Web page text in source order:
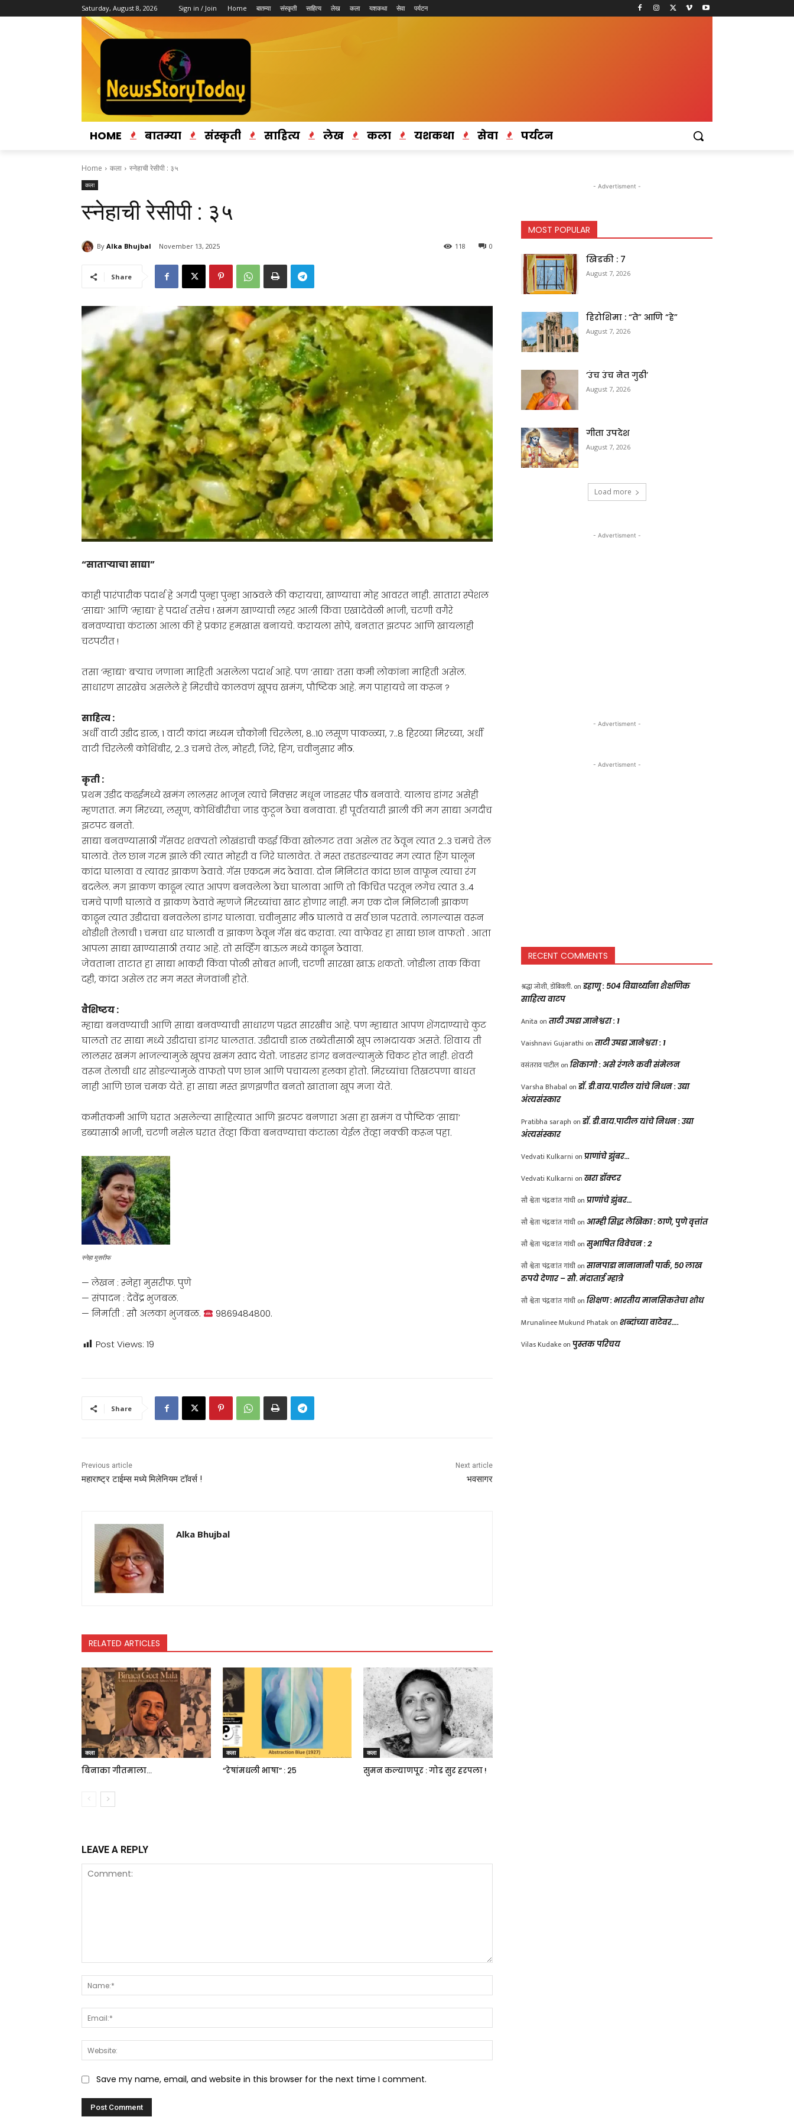
Saturday, August 8, 2026 Sign in / Join Home बातम्या संस्कृती साहित्य लेख कला यशकथा सेवा पर्यटन
HOME बातम्या संस्कृती साहित्य लेख कला यशकथा सेवा पर्यटन
Home कला स्नेहाची रेसीपी : ३५
कला
स्नेहाची रेसीपी : ३५
By Alka Bhujbal November 13, 2025 0
118
Share
“साताऱ्याचा साद्या”
काही पारंपारीक पदार्थ हे अगदी पुन्हा पुन्हा आठवले की करायचा, खाण्याचा मोह आवरत नाही. सातारा स्पेशल
‘साद्या’ आणि ‘म्हाद्या’ हे पदार्थ तसेच ! खमंग खाण्याची लहर आली किंवा एखादेवेळी भाजी, चटणी वगैरे
बनवण्याचा कंटाळा आला की हे प्रकार हमखास बनायचे. करायला सोपे, बनतात झटपट आणि खायलाही
चटपटीत !
तसा ‘म्हाद्या’ बऱ्याच जणाना माहिती असलेला पदार्थ आहे. पण ‘साद्या’ तसा कमी लोकांना माहिती असेल.
साधारण सारखेच असलेले हे मिरचीचे कालवणं खूपच खमंग, पौष्टिक आहे. मग पाहायचे ना करून ?
साहित्य :
अर्धी वाटी उडीद डाळ, 1 वाटी कांदा मध्यम चौकोनी चिरलेला, 8..10 लसूण पाकळ्या, 7..8 हिरव्या मिरच्या, अर्धी
वाटी चिरलेली कोथिंबीर, 2..3 चमचे तेल, मोहरी, जिरे, हिंग, चवीनुसार मीठ.
कृती :
प्रथम उडीद कढईमध्ये खमंग लालसर भाजून त्याचे मिक्सर मधून जाडसर पीठ बनवावे. यालाच डांगर असेही
म्हणतात. मग मिरच्या, लसूण, कोथिंबीरीचा जाड कुटून ठेचा बनवावा. ही पूर्वतयारी झाली की मग साद्या अगदीच
झटपट बनतो.
साद्या बनवण्यासाठी गॅसवर शक्यतो लोखंडाची कढई किंवा खोलगट तवा असेल तर ठेवून त्यात 2..3 चमचे तेल
घालावे. तेल छान गरम झाले की त्यात मोहरी व जिरे घालावेत. ते मस्त तडतडल्यावर मग त्यात हिंग घालून
कांदा घालावा व त्यावर झाकण ठेवावे. गॅस एकदम मंद ठेवावा. दोन मिनिटांत कांदा छान वाफून त्याचा रंग
बदलेल. मग झाकण काढून त्यात आपण बनवलेला ठेचा घालावा आणि तो किंचित परतून लगेच त्यात 3..4
चमचे पाणी घालावे व झाकण ठेवावे म्हणजे मिरच्यांचा खाट होणार नाही. मग एक दोन मिनिटानी झाकण
काढून त्यात उडीदाचा बनवलेला डांगर घालावा. चवीनुसार मीठ घालावे व सर्व छान परतावे. लागल्यास वरून
थोडीशी तेलाची 1 चमचा धार घालावी व झाकण ठेवून गॅस बंद करावा. त्या वाफेवर हा साद्या छान वाफतो . आता
आपला साद्या खाण्यासाठी तयार आहे. तो सर्व्हिंग बाऊल मध्ये काढून ठेवावा.
जेवताना ताटात हा साद्या भाकरी किंवा पोळी सोबत भाजी, चटणी सारखा खाऊ शकतो. जोडीला ताक किंवा
दही, कांदा असेल तर मग मस्त मेजवांनी होते.
वैशिष्टय :
म्हाद्या बनवण्याची आणि साद्या बनवण्याची साधारण पद्धत सारखीच आहे. पण म्हाद्यात आपण शेंगदाण्याचे कुट
घालतो तर साद्या मध्ये उडीदाचा डांगर घालतात. उडीदाची डाळ तब्येतीसाठी खूप लाभदायक असते. शिवाय ती
लालसर खमंग भाजल्यामुळे खूपच खमंग स्वाद येतो. जाडसर डांगर बनवल्यामुळे चिकट होत नाही. शेवटी
वरून तेलाची धार सोडल्यामुळे वाफतो पण छान आणि पचायला हलका होतो. मिरच्यांचा तिखटपणा बाधत
नाही आणि छान चमक येते. हा साद्या मस्त झणझणीत बनतो खाताना खूप मजा येते.
कमीतकमी आणि घरात असलेल्या साहित्यात आणि झटपट बनणारा असा हा खमंग व पौष्टिक ‘साद्या’
डब्यासाठी भाजी, चटणी नसेल घरात तेंव्हा किंवा बनवण्याचा कंटाळा येईल तेंव्हा नक्की करून पहा.
स्नेहा मुसरीफ
— लेखन : स्नेहा मुसरीफ. पुणे
— संपादन : देवेंद्र भुजबळ.
— निर्माती : सौ अलका भुजबळ.
9869484800.
Post Views: 19
Share
Previous article
महाराष्ट्र टाईम्स मध्ये मिलेनियम टॉवर्स !
Next article
भवसागर
Alka Bhujbal
RELATED ARTICLES
कला
बिनाका गीतमाला…
कला
“रेषांमधली भाषा” : २५
कला
सुमन कल्याणपूर : गोड सुर हरपला !
LEAVE A REPLY
Save my name, email, and website in this browser for the next time I comment.
- Advertisment -
MOST POPULAR
खिडकी : 7
August 7, 2026
हिरोशिमा : “ते” आणि “हे”
August 7, 2026
‘उंच उंच नेत गुढी’
August 7, 2026
गीता उपदेश
August 7, 2026
Load more
- Advertisment -
- Advertisment -
- Advertisment -
RECENT COMMENTS
श्रद्धा जोशी, डोंबिवली. on डहाणू : ५०४ विद्यार्थ्यांना शैक्षणिक
साहित्य वाटप
Anita on ताटी उघडा ज्ञानेश्वरा : 1
Vaishnavi Gujarathi on ताटी उघडा ज्ञानेश्वरा : 1
वसंतराव पाटील on शिकागो : असे रंगले कवी संमेलन
Varsha Bhabal on डॉ. डी.वाय.पाटील यांचे निधन : उद्या
अंत्यसंस्कार
Pratibha saraph on डॉ. डी.वाय.पाटील यांचे निधन : उद्या
अंत्यसंस्कार
Vedvati Kulkarni on प्राणांचे झुंबर…
Vedvati Kulkarni on खरा डॉक्टर
सौ श्वेता चंद्रकांत गांधी on प्राणांचे झुंबर…
सौ श्वेता चंद्रकांत गांधी on आम्ही सिद्ध लेखिका : ठाणे, पुणे वृत्तांत
सौ श्वेता चंद्रकांत गांधी on सुभाषित विवेचन : 2
सौ श्वेता चंद्रकांत गांधी on सानपाडा नानानानी पार्क, ५० लाख
रुपये देणार – सौ. मंदाताई म्हात्रे
सौ श्वेता चंद्रकांत गांधी on शिक्षण : भारतीय मानसिकतेचा शोध
Mrunalinee Mukund Phatak on शब्दांच्या वाटेवर….
Vilas Kudake on पुस्तक परिचय